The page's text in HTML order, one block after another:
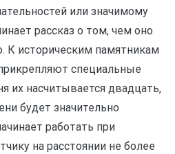
или значимому
рассказ о том, чем оно
К историческим памятникам
специальные
их насчитывается двадцать,
будет значительно
работать при
на расстоянии не более